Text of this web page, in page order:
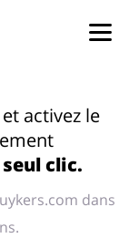
activez le
seul clic.
dans